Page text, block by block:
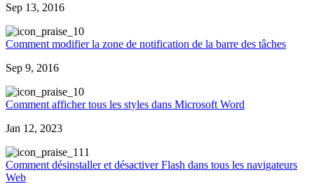
Sep 13, 2016
0
Comment modifier la zone de notification de la barre des tâches
Sep 9, 2016
0
Comment afficher tous les styles dans Microsoft Word
Jan 12, 2023
11
Comment désinstaller et désactiver Flash dans tous les navigateurs
Web